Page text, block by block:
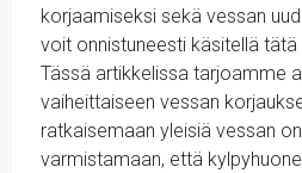
korjaamiseksi sekä vessan
voit onnistuneesti käsitellä
Tässä artikkelissa tarjoamme
vaiheittaiseen vessan
ratkaisemaan yleisiä vessan
varmistamaan, että